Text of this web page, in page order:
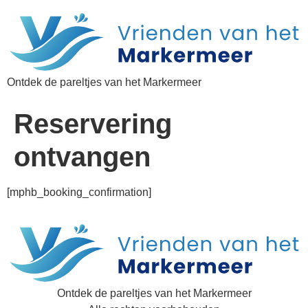
Ontdek de pareltjes van het Markermeer
Reservering
ontvangen
[mphb_booking_confirmation]
Ontdek de pareltjes van het Markermeer